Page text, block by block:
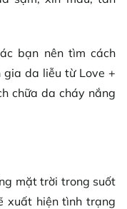
bạn nên tìm cách
gia da liễu từ Love +
chữa da cháy nắng
mặt trời trong suốt
xuất hiện tình trạng